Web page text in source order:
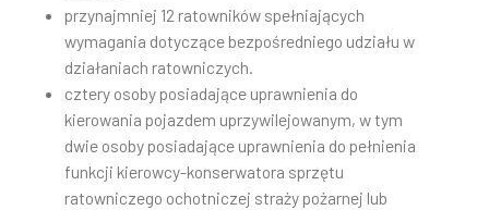
przynajmniej 12 ratowników spełniających
wymagania dotyczące bezpośredniego udziału w
działaniach ratowniczych.
cztery osoby posiadające uprawnienia do
kierowania pojazdem uprzywilejowanym, w tym
dwie osoby posiadające uprawnienia do pełnienia
funkcji kierowcy-konserwatora sprzętu
ratowniczego ochotniczej straży pożarnej lub